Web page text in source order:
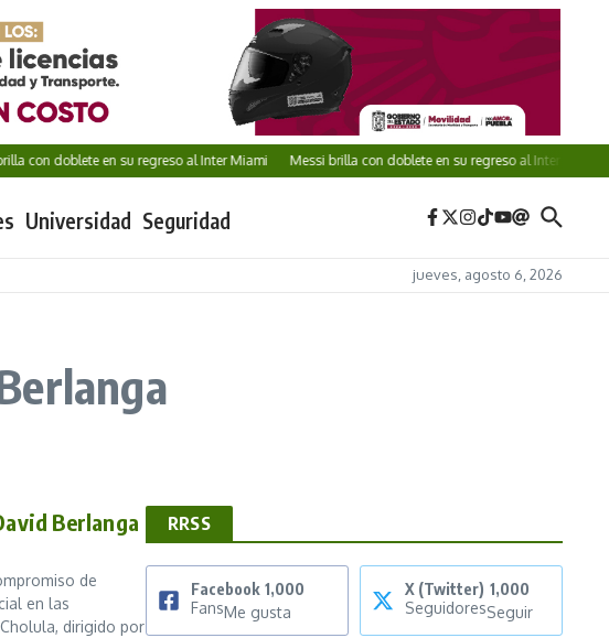
con doblete en su regreso al Inter Miami Messi brilla con doblete en su regreso al Inter Miami
Universidad Seguridad
jueves, agosto 6, 2026
Berlanga
de
en las
dirigido por
RRSS
Facebook 1,000
FansMe gusta
X (Twitter) 1,000
SeguidoresSeguir